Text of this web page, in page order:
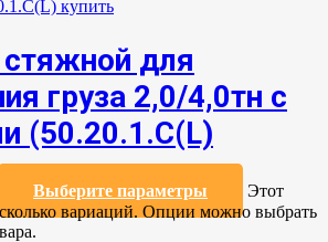
для
груза 2,0/4,0тн с
(50.20.1.С(L)
Выберите параметры
Этот
вариаций. Опции можно выбрать